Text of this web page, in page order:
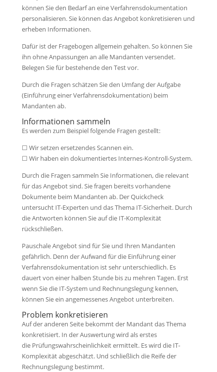
können Sie den Bedarf an eine Verfahrensdokumentation
personalisieren. Sie können das Angebot konkretisieren und
erheben Informationen.
Dafür ist der Fragebogen allgemein gehalten. So können Sie
ihn ohne Anpassungen an alle Mandanten versendet.
Belegen Sie für bestehende den Test vor.
Durch die Fragen schätzen Sie den Umfang der Aufgabe
(Einführung einer Verfahrensdokumentation) beim
Mandanten ab.
Informationen sammeln
Es werden zum Beispiel folgende Fragen gestellt:
☐ Wir setzen ersetzendes Scannen ein.
☐ Wir haben ein dokumentiertes Internes-Kontroll-System.
Durch die Fragen sammeln Sie Informationen, die relevant
für das Angebot sind. Sie fragen bereits vorhandene
Dokumente beim Mandanten ab. Der Quickcheck
untersucht IT-Experten und das Thema IT-Sicherheit. Durch
die Antworten können Sie auf die IT-Komplexität
rückschließen.
Pauschale Angebot sind für Sie und Ihren Mandanten
gefährlich. Denn der Aufwand für die Einführung einer
Verfahrensdokumentation ist sehr unterschiedlich. Es
dauert von einer halben Stunde bis zu mehren Tagen. Erst
wenn Sie die IT-System und Rechnungslegung kennen,
können Sie ein angemessenes Angebot unterbreiten.
Problem konkretisieren
Auf der anderen Seite bekommt der Mandant das Thema
konkretisiert. In der Auswertung wird als erstes
die Prüfungswahrscheinlichkeit ermittelt. Es wird die IT-
Komplexität abgeschätzt. Und schließlich die Reife der
Rechnungslegung bestimmt.